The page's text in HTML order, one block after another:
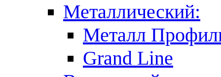
Металлический:
Металл
Grand Line